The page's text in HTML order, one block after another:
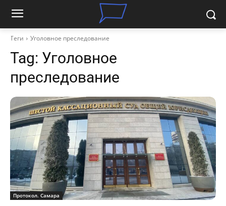
Теги Уголовное преследование
Tag: Уголовное
преследование
Протокол. Самара